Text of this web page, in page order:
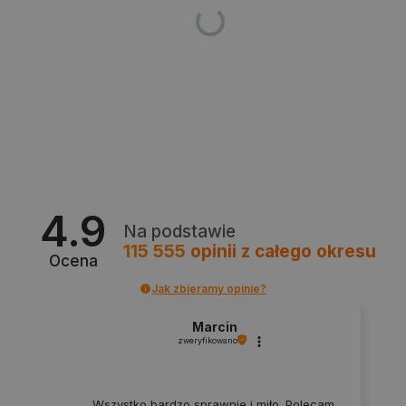
4.9
Ocena
Na podstawie
115 555 opinii z całego okresu
Jak zbieramy opinie?
Marcin
zweryfikowano
_smvs